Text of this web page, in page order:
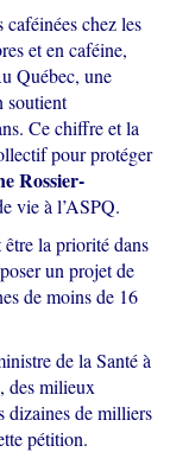
chez les
et en caféine,
Québec, une
soutient
Ce chiffre et la
pour protéger
Rossier-
vie à l’ASPQ.
la priorité dans
un projet de
de moins de 16
de la Santé à
des milieux
dizaines de milliers
pétition.